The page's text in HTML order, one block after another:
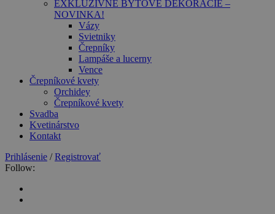
EXKLUZÍVNE BYTOVÉ DEKORÁCIE –
NOVINKA!
Vázy
Svietniky
Črepníky
Lampáše a lucerny
Vence
Črepníkové kvety
Orchidey
Črepníkové kvety
Svadba
Kvetinárstvo
Kontakt
Prihlásenie /Registrovať
Follow: